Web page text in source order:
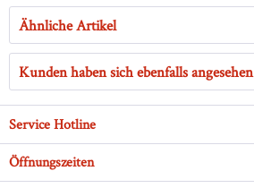
Ähnliche Artikel
Kunden haben sich ebenfalls angesehen
Service Hotline
Öffnungszeiten